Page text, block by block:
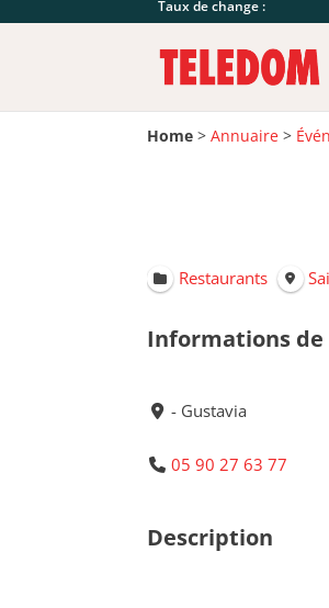
Taux de change :
Home >Annuaire >
Restaurants
Informations de
- Gustavia
05 90 27 63 77
Description